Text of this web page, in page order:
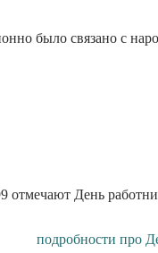
было связано с
отмечают День
подробности про